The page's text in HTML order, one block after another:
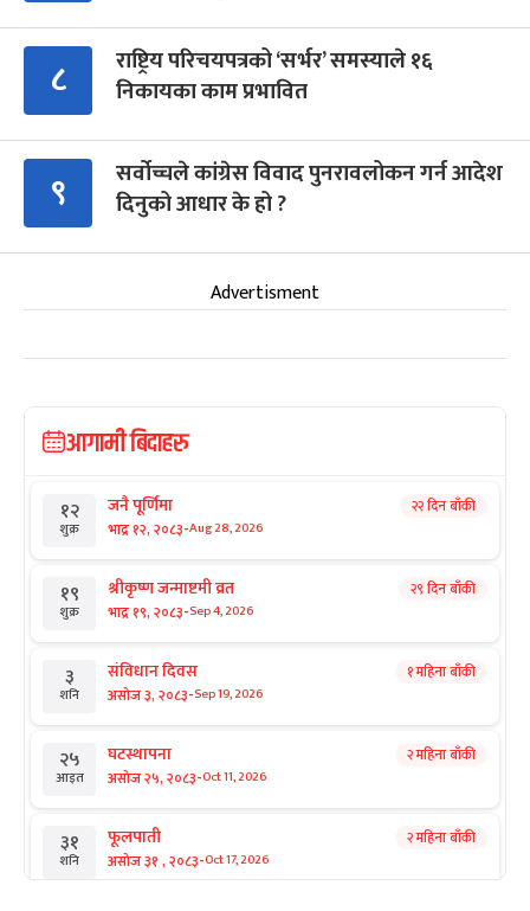
८
राष्ट्रिय परिचयपत्रको ‘सर्भर’ समस्याले १६
निकायका काम प्रभावित
९
सर्वोच्चले कांग्रेस विवाद पुनरावलोकन गर्न आदेश
दिनुको आधार के हो ?
Advertisment
आगामी बिदाहरु
१२
शुक्र
जनै पूर्णिमा
भाद्र १२, २०८३-Aug 28, 2026
२२ दिन बाँकी
१९
शुक्र
श्रीकृष्ण जन्माष्टमी व्रत
भाद्र १९, २०८३-Sep 4, 2026
२९ दिन बाँकी
३
शनि
संविधान दिवस
असोज ३, २०८३-Sep 19, 2026
१ महिना बाँकी
२५
आइत
घटस्थापना
असोज २५, २०८३-Oct 11, 2026
२ महिना बाँकी
३१
शनि
फूलपाती
असोज ३१ , २०८३-Oct 17, 2026
२ महिना बाँकी